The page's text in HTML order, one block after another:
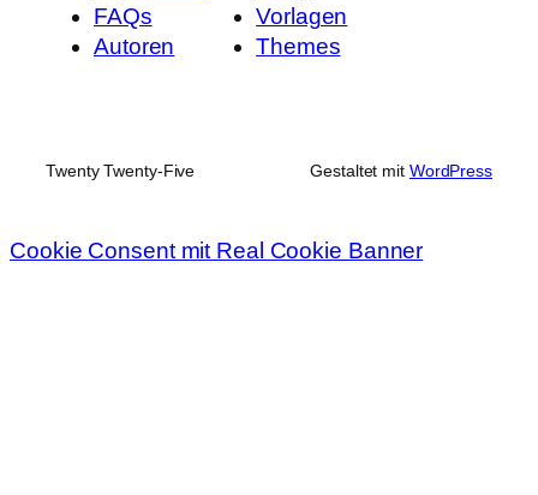
FAQs
Autoren
Vorlagen
Themes
Twenty Twenty-Five Gestaltet mit WordPress
Cookie Consent mit Real Cookie Banner